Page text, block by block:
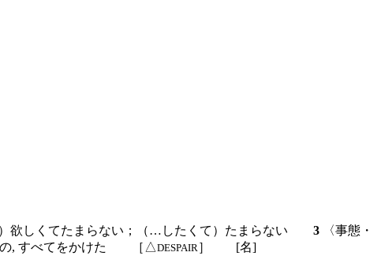
）欲しくてたまらない；（…したくて）たまらない 3 〈事態・
の, すべてをかけた ［△DESPAIR ］ [名]